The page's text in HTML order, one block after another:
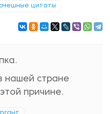
цитаты
нашей стране
причине.